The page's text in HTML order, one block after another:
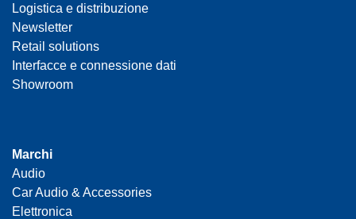
Logistica e distribuzione
Newsletter
Retail solutions
Interfacce e connessione dati
Showroom
Marchi
Audio
Car Audio & Accessories
Elettronica